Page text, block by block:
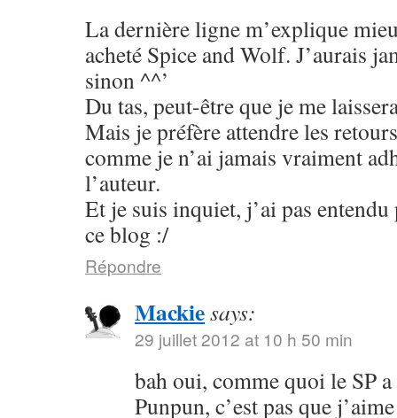
La dernière ligne m’explique
acheté Spice and Wolf. J’aurais
sinon ^^’
Du tas, peut-être que je me
Mais je préfère attendre les
comme je n’ai jamais vraiment
l’auteur.
Et je suis inquiet, j’ai pas
ce blog :/
Répondre
Mackiesays:
29 juillet 2012 at 10 h 50 min
bah oui, comme quoi le SP
Punpun, c’est pas que